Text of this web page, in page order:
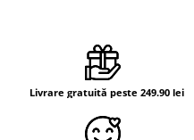
Livrare gratuită peste 249.90 lei